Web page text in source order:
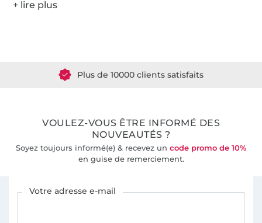
VOULEZ-VOUS ÊTRE INFORMÉ DES
NOUVEAUTÉS ?
Soyez toujours informé(e) & recevez un code promo de 10%
en guise de remerciement.
Votre adresse e-mail